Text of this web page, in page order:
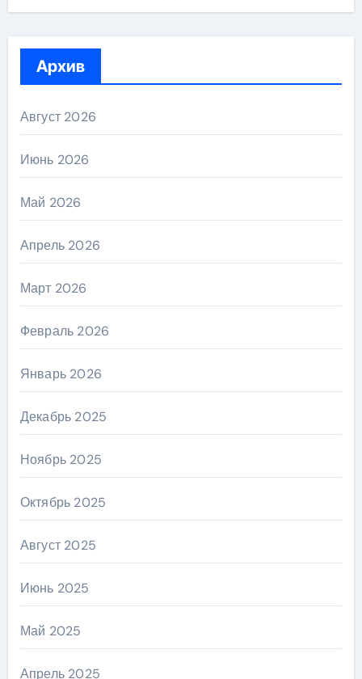
Архив
Август 2026
Июнь 2026
Май 2026
Апрель 2026
Март 2026
Февраль 2026
Январь 2026
Декабрь 2025
Ноябрь 2025
Октябрь 2025
Август 2025
Июнь 2025
Май 2025
Апрель 2025